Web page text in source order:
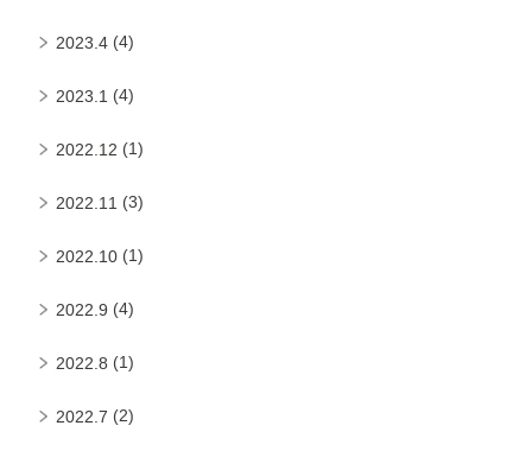
2023.4 (4)
2023.1 (4)
2022.12 (1)
2022.11 (3)
2022.10 (1)
2022.9 (4)
2022.8 (1)
2022.7 (2)